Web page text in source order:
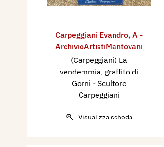
Carpeggiani Evandro, A -
ArchivioArtistiMantovani
(Carpeggiani) La
vendemmia, graffito di
Gorni - Scultore
Carpeggiani
Visualizza scheda